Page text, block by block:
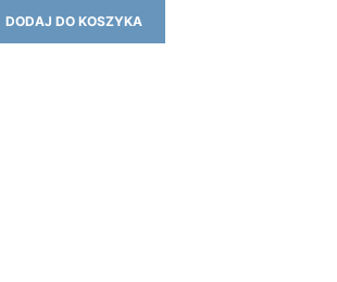
DODAJ DO KOSZYKA